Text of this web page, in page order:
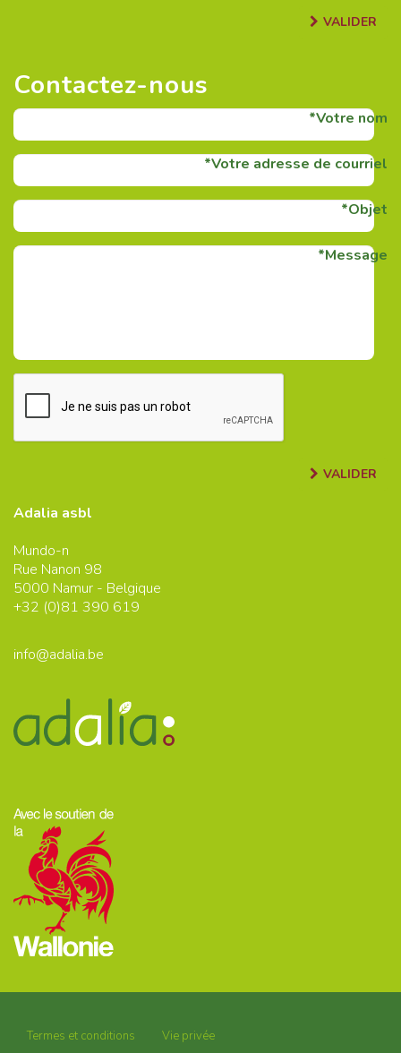
VALIDER
Contactez-nous
Votre nom
Votre adresse de courriel
Objet
Message
VALIDER
Adalia asbl
Mundo-n
Rue Nanon 98
5000 Namur - Belgique
+32 (0)81 390 619
info@adalia.be
Termes et conditions Vie privée